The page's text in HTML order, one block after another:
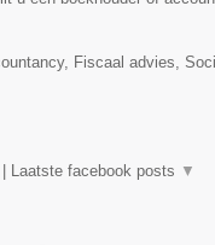
Fiscaal advies,
Laatste facebook posts ▼